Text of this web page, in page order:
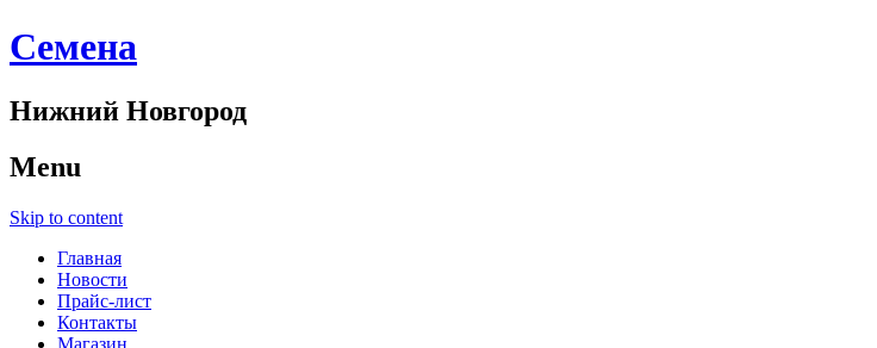
Cемена
Нижний Новгород
Menu
Skip to content
Главная
Новости
Прайс-лист
Контакты
Магазин